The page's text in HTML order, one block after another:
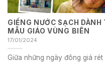
GIẾNG NƯỚC SẠCH
MẪU GIÁO VÙNG BIÊN
17/01/2024
Giữa những ngày đông giá